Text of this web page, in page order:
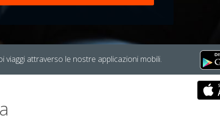
viaggi attraverso le nostre applicazioni mobili.